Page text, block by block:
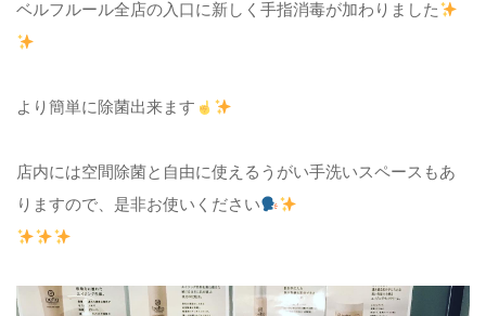
ベルフルール全店の入口に新しく手指消毒が加わりました
より簡単に除菌出来ます
店内には空間除菌と自由に使えるうがい手洗いスペースもあ
りますので、是非お使いください